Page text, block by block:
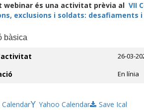
webinar és una activitat prèvia al VII
exclusions i soldats: desafiaments
bàsica
26-03-
En línia
Yahoo Calendar Save Ical